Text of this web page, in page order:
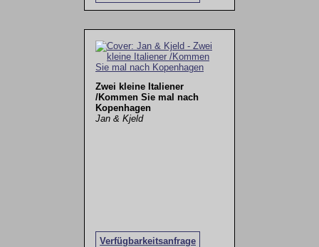
Zwei kleine Italiener
/Kommen Sie mal nach
Kopenhagen
Jan & Kjeld
Verfügbarkeitsanfrage